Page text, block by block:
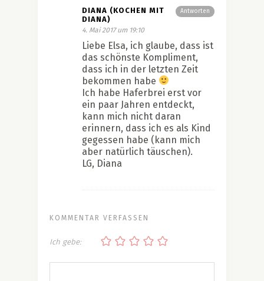
Antworten
DIANA (KOCHEN MIT
DIANA)
4. Mai 2017 um 19:10
Liebe Elsa, ich glaube, dass ist
das schönste Kompliment,
dass ich in der letzten Zeit
bekommen habe
Ich habe Haferbrei erst vor
ein paar Jahren entdeckt,
kann mich nicht daran
erinnern, dass ich es als Kind
gegessen habe (kann mich
aber natürlich täuschen).
LG, Diana
KOMMENTAR VERFASSEN
Ich gebe: